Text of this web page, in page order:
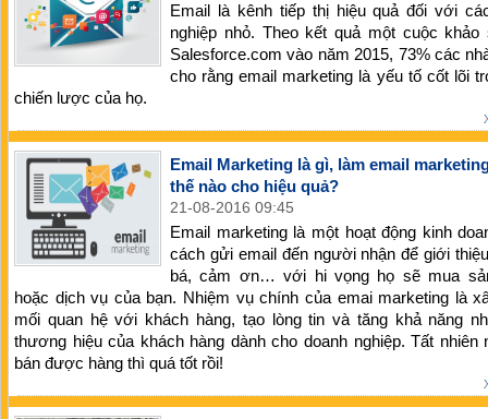
Email là kênh tiếp thị hiệu quả đối với
nghiệp nhỏ. Theo kết quả một cuộc khảo
Salesforce.com vào năm 2015, 73% các
cho rằng email marketing là yếu tố cốt lõi
chiến lược của họ.
Email Marketing là gì, làm email
thế nào cho hiệu quả?
21-08-2016 09:45
Email marketing là một hoạt động kinh
cách gửi email đến người nhận để giới
bá, cảm ơn… với hi vọng họ sẽ mua
hoặc dịch vụ của bạn. Nhiệm vụ chính của emai marketing là
mối quan hệ với khách hàng, tạo lòng tin và tăng khả năng
thương hiệu của khách hàng dành cho doanh nghiệp. Tất nhiên
bán được hàng thì quá tốt rồi!